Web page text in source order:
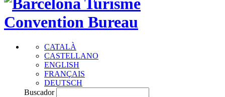
CATALÀ
CASTELLANO
ENGLISH
FRANÇAIS
DEUTSCH
Buscador